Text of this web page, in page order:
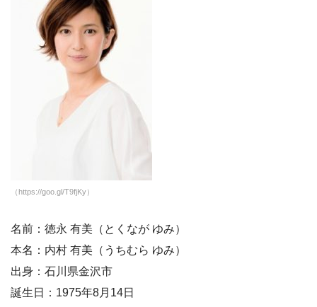
（https://goo.gl/T9fjKy）
名前：徳永 有美（とくなが ゆみ）
本名：内村 有美（うちむら ゆみ）
出身：石川県金沢市
誕生日：1975年8月14日